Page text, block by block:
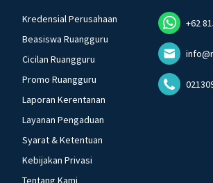
Kredensial Perusahaan
Beasiswa Ruangguru
Cicilan Ruangguru
Promo Ruangguru
Laporan Kerentanan
Layanan Pengaduan
Syarat & Ketentuan
Kebijakan Privasi
Tentang Kami
+62